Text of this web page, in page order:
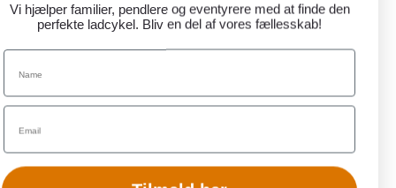
Vi hjælper familier, pendlere og eventyrere med at finde den
perfekte ladcykel. Bliv en del af vores fællesskab!
Name
Email